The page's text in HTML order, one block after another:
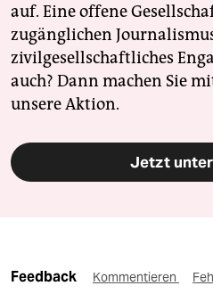
auf. Eine offene
zugänglichen
zivilgesellschaftliches
auch? Dann machen Sie
unsere Aktion.
Jetzt
Feedback Kommentieren